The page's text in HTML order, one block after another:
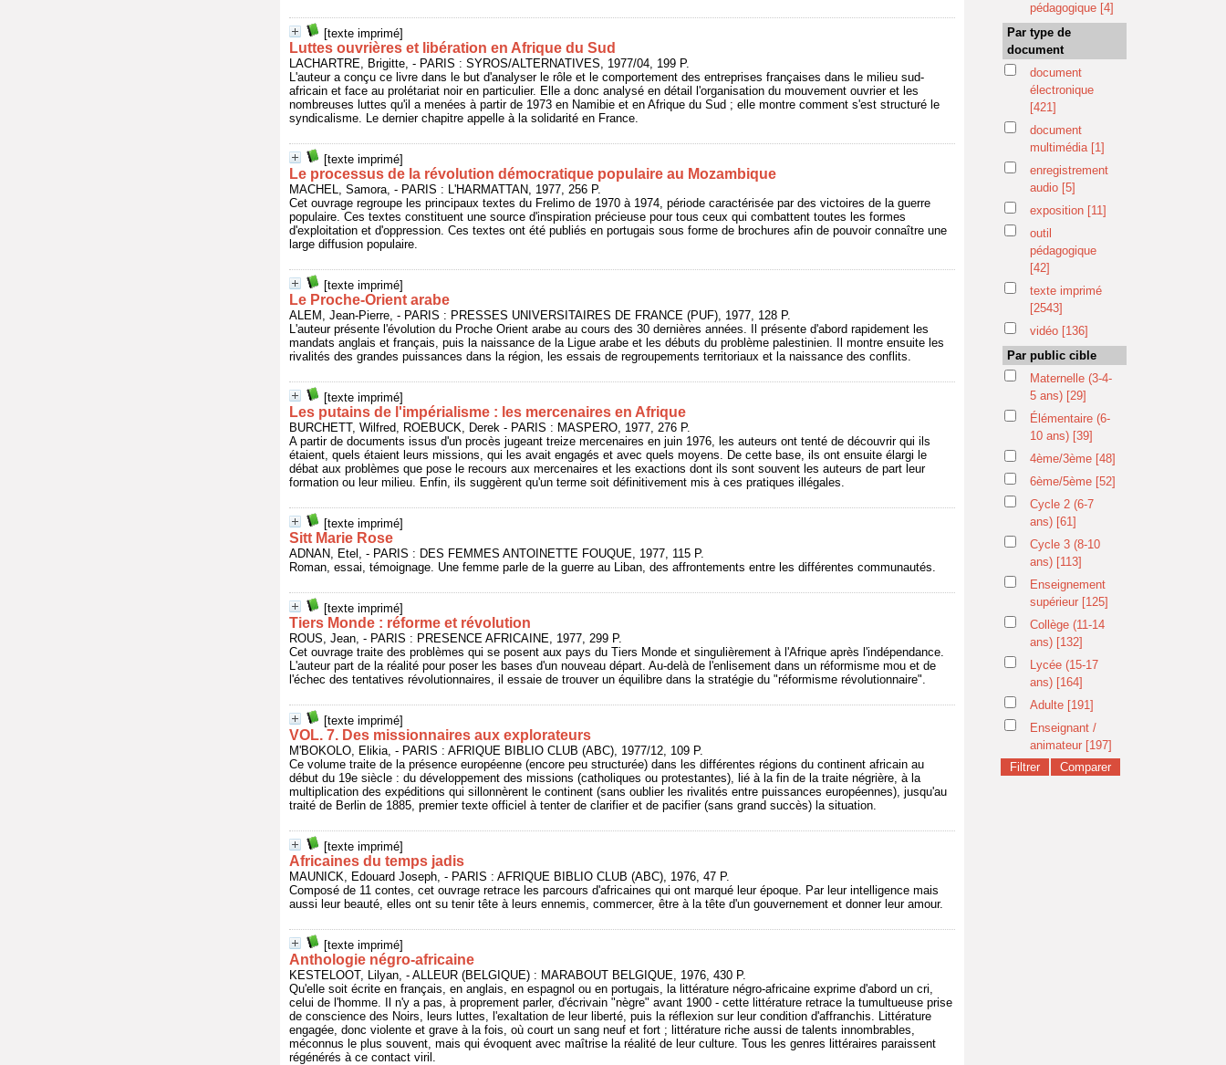
[texte imprimé]
Luttes ouvrières et libération en Afrique du Sud
LACHARTRE, Brigitte, - PARIS : SYROS/ALTERNATIVES, 1977/04, 199 P.
L'auteur a conçu ce livre dans le but d'analyser le rôle et le comportement des entreprises françaises dans le milieu sud-
africain et face au prolétariat noir en particulier. Elle a donc analysé en détail l'organisation du mouvement ouvrier et les
nombreuses luttes qu'il a menées à partir de 1973 en Namibie et en Afrique du Sud ; elle montre comment s'est structuré le
syndicalisme. Le dernier chapitre appelle à la solidarité en France.
[texte imprimé]
Le processus de la révolution démocratique populaire au Mozambique
MACHEL, Samora, - PARIS : L'HARMATTAN, 1977, 256 P.
Cet ouvrage regroupe les principaux textes du Frelimo de 1970 à 1974, période caractérisée par des victoires de la guerre
populaire. Ces textes constituent une source d'inspiration précieuse pour tous ceux qui combattent toutes les formes
d'exploitation et d'oppression. Ces textes ont été publiés en portugais sous forme de brochures afin de pouvoir connaître une
large diffusion populaire.
[texte imprimé]
Le Proche-Orient arabe
ALEM, Jean-Pierre, - PARIS : PRESSES UNIVERSITAIRES DE FRANCE (PUF), 1977, 128 P.
L'auteur présente l'évolution du Proche Orient arabe au cours des 30 dernières années. Il présente d'abord rapidement les
mandats anglais et français, puis la naissance de la Ligue arabe et les débuts du problème palestinien. Il montre ensuite les
rivalités des grandes puissances dans la région, les essais de regroupements territoriaux et la naissance des conflits.
[texte imprimé]
Les putains de l'impérialisme : les mercenaires en Afrique
BURCHETT, Wilfred, ROEBUCK, Derek - PARIS : MASPERO, 1977, 276 P.
A partir de documents issus d'un procès jugeant treize mercenaires en juin 1976, les auteurs ont tenté de découvrir qui ils
étaient, quels étaient leurs missions, qui les avait engagés et avec quels moyens. De cette base, ils ont ensuite élargi le
débat aux problèmes que pose le recours aux mercenaires et les exactions dont ils sont souvent les auteurs de part leur
formation ou leur milieu. Enfin, ils suggèrent qu'un terme soit définitivement mis à ces pratiques illégales.
[texte imprimé]
Sitt Marie Rose
ADNAN, Etel, - PARIS : DES FEMMES ANTOINETTE FOUQUE, 1977, 115 P.
Roman, essai, témoignage. Une femme parle de la guerre au Liban, des affrontements entre les différentes communautés.
[texte imprimé]
Tiers Monde : réforme et révolution
ROUS, Jean, - PARIS : PRESENCE AFRICAINE, 1977, 299 P.
Cet ouvrage traite des problèmes qui se posent aux pays du Tiers Monde et singulièrement à l'Afrique après l'indépendance.
L'auteur part de la réalité pour poser les bases d'un nouveau départ. Au-delà de l'enlisement dans un réformisme mou et de
l'échec des tentatives révolutionnaires, il essaie de trouver un équilibre dans la stratégie du "réformisme révolutionnaire".
[texte imprimé]
VOL. 7. Des missionnaires aux explorateurs
M'BOKOLO, Elikia, - PARIS : AFRIQUE BIBLIO CLUB (ABC), 1977/12, 109 P.
Ce volume traite de la présence européenne (encore peu structurée) dans les différentes régions du continent africain au
début du 19e siècle : du développement des missions (catholiques ou protestantes), lié à la fin de la traite négrière, à la
multiplication des expéditions qui sillonnèrent le continent (sans oublier les rivalités entre puissances européennes), jusqu'au
traité de Berlin de 1885, premier texte officiel à tenter de clarifier et de pacifier (sans grand succès) la situation.
[texte imprimé]
Africaines du temps jadis
MAUNICK, Edouard Joseph, - PARIS : AFRIQUE BIBLIO CLUB (ABC), 1976, 47 P.
Composé de 11 contes, cet ouvrage retrace les parcours d'africaines qui ont marqué leur époque. Par leur intelligence mais
aussi leur beauté, elles ont su tenir tête à leurs ennemis, commercer, être à la tête d'un gouvernement et donner leur amour.
[texte imprimé]
Anthologie négro-africaine
KESTELOOT, Lilyan, - ALLEUR (BELGIQUE) : MARABOUT BELGIQUE, 1976, 430 P.
Qu'elle soit écrite en français, en anglais, en espagnol ou en portugais, la littérature négro-africaine exprime d'abord un cri,
celui de l'homme. Il n'y a pas, à proprement parler, d'écrivain "nègre" avant 1900 - cette littérature retrace la tumultueuse prise
de conscience des Noirs, leurs luttes, l'exaltation de leur liberté, puis la réflexion sur leur condition d'affranchis. Littérature
engagée, donc violente et grave à la fois, où court un sang neuf et fort ; littérature riche aussi de talents innombrables,
méconnus le plus souvent, mais qui évoquent avec maîtrise la réalité de leur culture. Tous les genres littéraires paraissent
régénérés à ce contact viril.
pédagogique [4]
Par type de
document
document
électronique
[421]
document
multimédia [1]
enregistrement
audio [5]
exposition [11]
outil
pédagogique
[42]
texte imprimé
[2543]
vidéo [136]
Par public cible
Maternelle (3-4-
5 ans) [29]
Élémentaire (6-
10 ans) [39]
4ème/3ème [48]
6ème/5ème [52]
Cycle 2 (6-7
ans) [61]
Cycle 3 (8-10
ans) [113]
Enseignement
supérieur [125]
Collège (11-14
ans) [132]
Lycée (15-17
ans) [164]
Adulte [191]
Enseignant /
animateur [197]